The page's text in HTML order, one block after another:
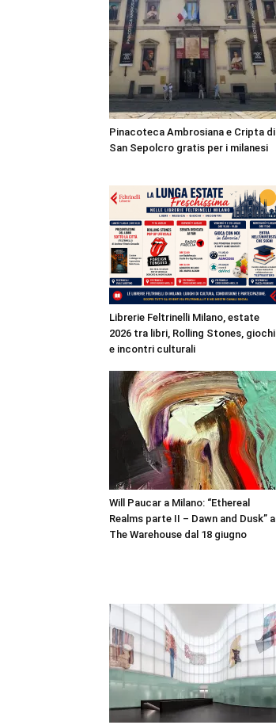
Pinacoteca Ambrosiana e Cripta di
San Sepolcro gratis per i milanesi
Librerie Feltrinelli Milano, estate
2026 tra libri, Rolling Stones, giochi
e incontri culturali
Will Paucar a Milano: “Ethereal
Realms parte II – Dawn and Dusk” al
The Warehouse dal 18 giugno